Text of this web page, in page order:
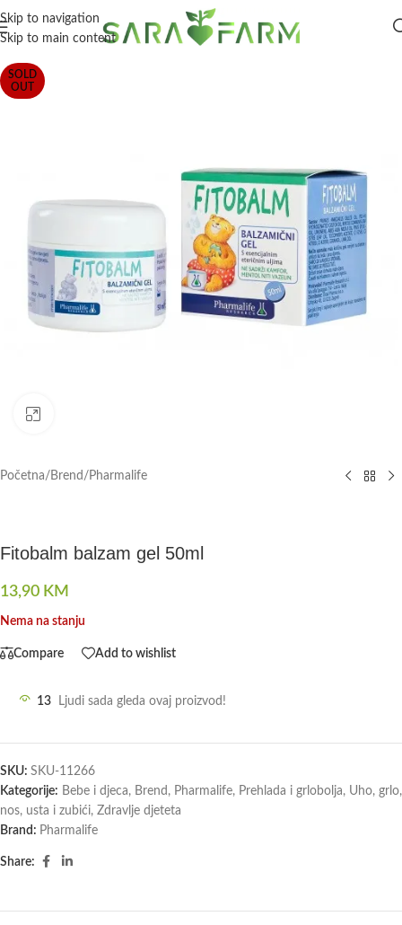
Skip to navigation
Skip to main content
SOLD
OUT
Početna/ Brend / Pharmalife
Fitobalm balzam gel 50ml
13,90 KM
Nema na stanju
Compare Add to wishlist
13 Ljudi sada gleda ovaj proizvod!
SKU: SKU-11266
Kategorije: Bebe i djeca, Brend , Pharmalife, Prehlada i grlobolja, Uho, grlo,
nos, usta i zubići, Zdravlje djeteta
Brand: Pharmalife
Share: